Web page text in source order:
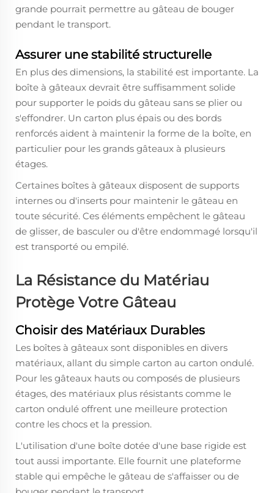
grande pourrait permettre au gâteau de bouger
pendant le transport.
Assurer une stabilité structurelle
En plus des dimensions, la stabilité est importante. La
boîte à gâteaux devrait être suffisamment solide
pour supporter le poids du gâteau sans se plier ou
s'effondrer. Un carton plus épais ou des bords
renforcés aident à maintenir la forme de la boîte, en
particulier pour les grands gâteaux à plusieurs
étages.
Certaines boîtes à gâteaux disposent de supports
internes ou d'inserts pour maintenir le gâteau en
toute sécurité. Ces éléments empêchent le gâteau
de glisser, de basculer ou d'être endommagé lorsqu'il
est transporté ou empilé.
La Résistance du Matériau
Protège Votre Gâteau
Choisir des Matériaux Durables
Les boîtes à gâteaux sont disponibles en divers
matériaux, allant du simple carton au carton ondulé.
Pour les gâteaux hauts ou composés de plusieurs
étages, des matériaux plus résistants comme le
carton ondulé offrent une meilleure protection
contre les chocs et la pression.
L'utilisation d'une boîte dotée d'une base rigide est
tout aussi importante. Elle fournit une plateforme
stable qui empêche le gâteau de s'affaisser ou de